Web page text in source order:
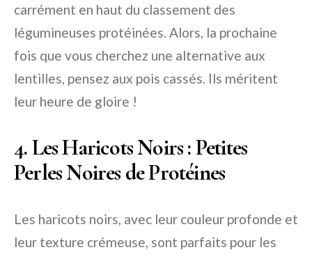
carrément en haut du classement des
légumineuses protéinées. Alors, la prochaine
fois que vous cherchez une alternative aux
lentilles, pensez aux pois cassés. Ils méritent
leur heure de gloire !
4. Les Haricots Noirs : Petites
Perles Noires de Protéines
Les haricots noirs, avec leur couleur profonde et
leur texture crémeuse, sont parfaits pour les